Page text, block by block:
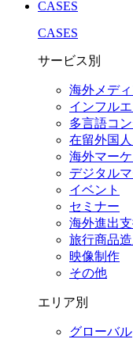
CASES
CASES
サービス別
海外メデ
インフル
多言語コ
在留外国
海外マー
デジタル
イベント
セミナー
海外進出
旅行商品
映像制作
その他
エリア別
グローバル